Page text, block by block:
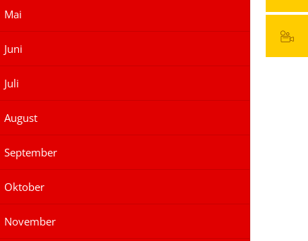
Mai
Juni
Juli
August
September
Oktober
November